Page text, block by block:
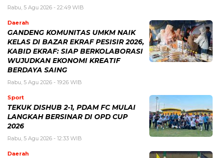
Rabu, 5 Agu 2026 - 22:49 WIB
Daerah
GANDENG KOMUNITAS UMKM NAIK
KELAS DI BAZAR EKRAF PESISIR 2026,
KABID EKRAF: SIAP BERKOLABORASI
WUJUDKAN EKONOMI KREATIF
BERDAYA SAING
Rabu, 5 Agu 2026 - 19:26 WIB
Sport
TEKUK DISHUB 2-1, PDAM FC MULAI
LANGKAH BERSINAR DI OPD CUP
2026
Rabu, 5 Agu 2026 - 12:33 WIB
Daerah